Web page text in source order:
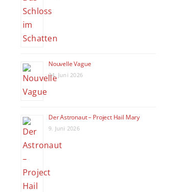
Nouvelle Vague
24. Juni 2026
Der Astronaut – Project Hail Mary
9. Juni 2026